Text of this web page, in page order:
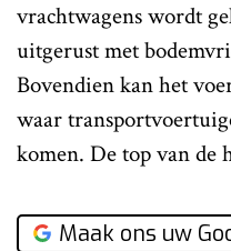
vrachtwagens wordt
uitgerust met
Bovendien kan het
waar
komen. De top van
Maak ons uw